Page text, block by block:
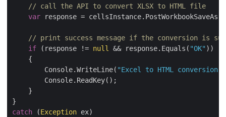
// call the API to convert XLSX to HTML file
var response =
// print success message if the conversion is
if (response != null && response.Equals( "OK" ))
    {
        Console.WriteLine(
"Excel to HTML
        Console.ReadKey();
    }
catch (Exception ex)